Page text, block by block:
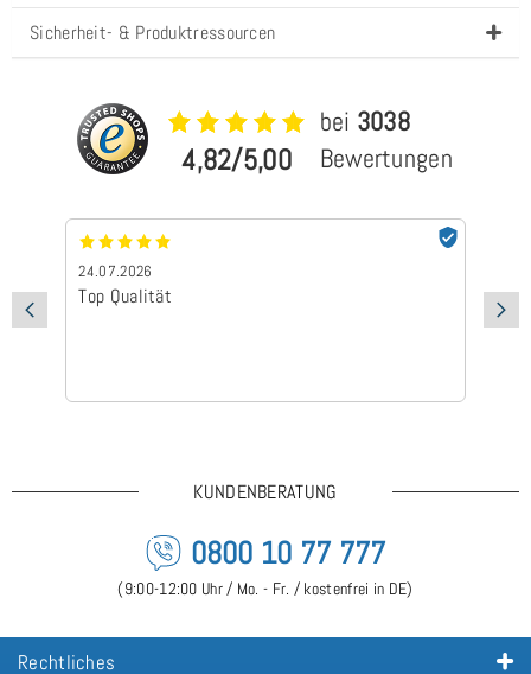
Sicherheit- & Produktressourcen
4,82/5,00
bei 3038
Bewertungen
24.07.2026
Top Qualität
KUNDENBERATUNG
0800 10 77 777
(9:00-12:00 Uhr / Mo. - Fr. / kostenfrei in DE)
Rechtliches